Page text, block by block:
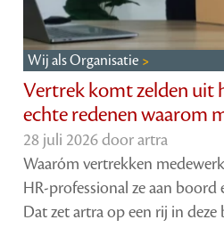
Wij als Organisatie
Vertrek komt zelden uit
echte redenen waarom
28 juli 2026 doorartra
Waaróm vertrekken
HR-professional ze aan
Dat zet artra op een rij in deze